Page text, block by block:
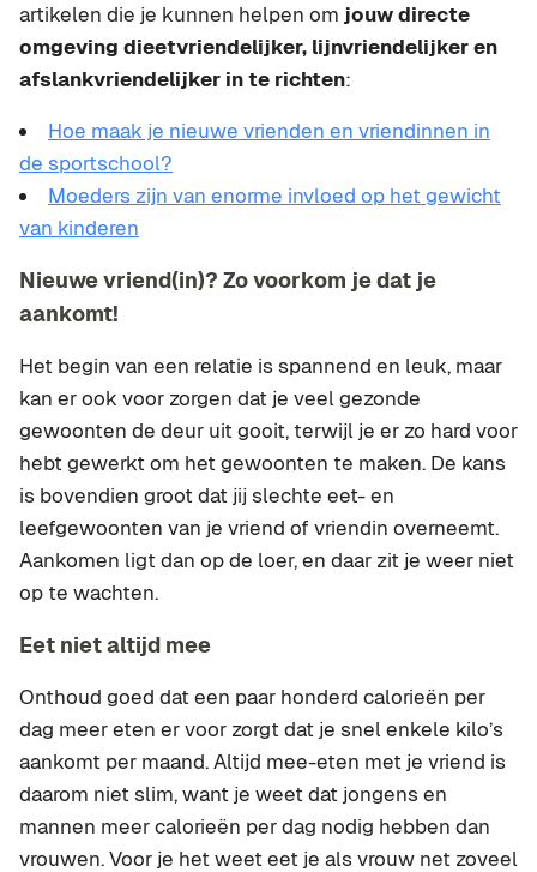
artikelen die je kunnen helpen om jouw directe
omgeving dieetvriendelijker, lijnvriendelijker en
afslankvriendelijker in te richten:
Hoe maak je nieuwe vrienden en vriendinnen in
de sportschool?
Moeders zijn van enorme invloed op het gewicht
van kinderen
Nieuwe vriend(in)? Zo voorkom je dat je
aankomt!
Het begin van een relatie is spannend en leuk, maar
kan er ook voor zorgen dat je veel gezonde
gewoonten de deur uit gooit, terwijl je er zo hard voor
hebt gewerkt om het gewoonten te maken. De kans
is bovendien groot dat jij slechte eet- en
leefgewoonten van je vriend of vriendin overneemt.
Aankomen ligt dan op de loer, en daar zit je weer niet
op te wachten.
Eet niet altijd mee
Onthoud goed dat een paar honderd calorieën per
dag meer eten er voor zorgt dat je snel enkele kilo’s
aankomt per maand. Altijd mee-eten met je vriend is
daarom niet slim, want je weet dat jongens en
mannen meer calorieën per dag nodig hebben dan
vrouwen. Voor je het weet eet je als vrouw net zoveel